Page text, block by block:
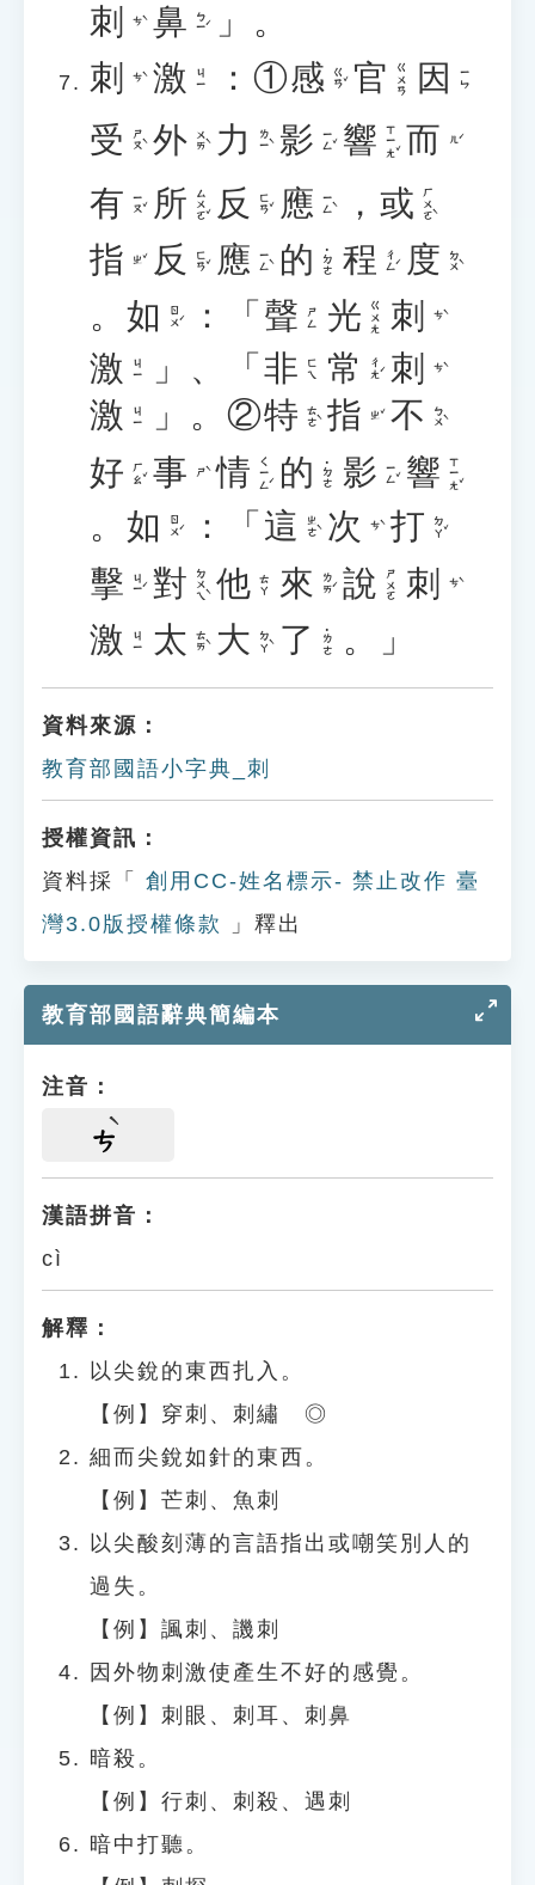
刺
ㄘˋ 鼻 ㄅㄧˊ
」。
刺
ㄘˋ 激 ㄐㄧ ：①感 ㄍㄢˇ 官 ㄍㄨㄢ 因 ㄧㄣ
受 ㄕㄡˋ 外 ㄨㄞˋ 力 ㄌㄧˋ 影 ㄧㄥˇ 響 ㄒㄧㄤˇ 而 ㄦˊ
有 ㄧㄡˇ 所 ㄙㄨㄛˇ 反 ㄈㄢˇ 應 ㄧㄥˋ ， 或 ㄏㄨㄛˋ
指 ㄓˇ 反 ㄈㄢˇ 應 ㄧㄥˋ 的 ˙ㄉㄜ 程 ㄔㄥˊ 度 ㄉㄨˋ
。 如 ㄖㄨˊ ：「 聲 ㄕㄥ 光 ㄍㄨㄤ 刺 ㄘˋ
激 ㄐㄧ 」、「 非 ㄈㄟ 常 ㄔㄤˊ 刺 ㄘˋ
激 ㄐㄧ 」。②特 ㄊㄜˋ 指 ㄓˇ 不 ㄅㄨˋ
好 ㄏㄠˇ 事 ㄕˋ 情 ㄑㄧㄥˊ 的 ˙ㄉㄜ 影 ㄧㄥˇ 響 ㄒㄧㄤˇ
。 如 ㄖㄨˊ ：「 這 ㄓㄜˋ 次 ㄘˋ 打 ㄉㄚˇ
擊 ㄐㄧˊ 對 ㄉㄨㄟˋ 他 ㄊㄚ 來 ㄌㄞˊ 說 ㄕㄨㄛ 刺 ㄘˋ
激 ㄐㄧ 太 ㄊㄞˋ 大 ㄉㄚˋ 了 ˙ㄌㄜ 。」
資料來源：
教育部國語小字典_刺
授權資訊：
資料採「
創用CC-姓名標示- 禁止改作 臺
灣3.0版授權條款
」釋出
教育部國語辭典簡編本
注音：
ㄘ
漢語拼音：
cì
解釋：
以尖銳的東西扎入。
【例】穿刺、刺繡 ◎
細而尖銳如針的東西。
【例】芒刺、魚刺
以尖酸刻薄的言語指出或嘲笑別人的
過失。
【例】諷刺、譏刺
因外物刺激使產生不好的感覺。
【例】刺眼、刺耳、刺鼻
暗殺。
【例】行刺、刺殺、遇刺
暗中打聽。